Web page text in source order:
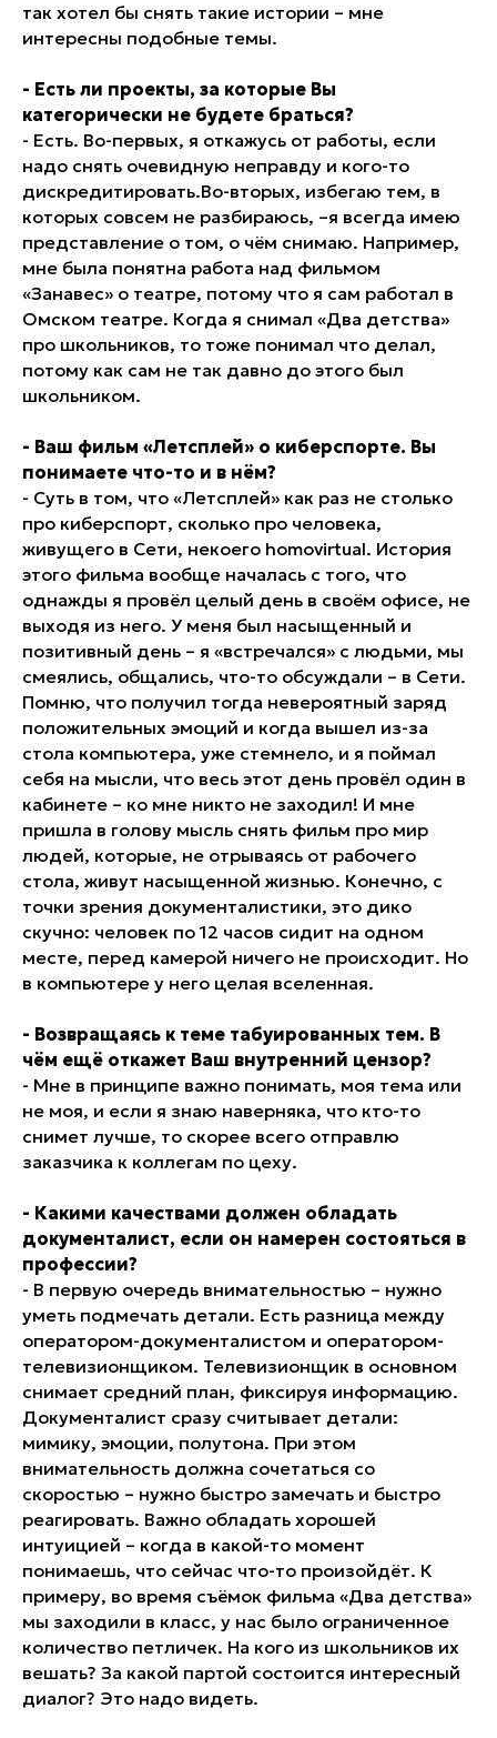
так хотел бы снять такие истории – мне
интересны подобные темы.
- Есть ли проекты, за которые Вы
категорически не будете браться?
- Есть. Во-первых, я откажусь от работы, если
надо снять очевидную неправду и кого-то
дискредитировать.Во-вторых, избегаю тем, в
которых совсем не разбираюсь, –я всегда имею
представление о том, о чём снимаю. Например,
мне была понятна работа над фильмом
«Занавес» о театре, потому что я сам работал в
Омском театре. Когда я снимал «Два детства»
про школьников, то тоже понимал что делал,
потому как сам не так давно до этого был
школьником.
- Ваш фильм «Летсплей» о киберспорте. Вы
понимаете что-то и в нём?
- Суть в том, что «Летсплей» как раз не столько
про киберспорт, сколько про человека,
живущего в Сети, некоего homovirtual. История
этого фильма вообще началась с того, что
однажды я провёл целый день в своём офисе, не
выходя из него. У меня был насыщенный и
позитивный день – я «встречался» с людьми, мы
смеялись, общались, что-то обсуждали – в Сети.
Помню, что получил тогда невероятный заряд
положительных эмоций и когда вышел из-за
стола компьютера, уже стемнело, и я поймал
себя на мысли, что весь этот день провёл один в
кабинете – ко мне никто не заходил! И мне
пришла в голову мысль снять фильм про мир
людей, которые, не отрываясь от рабочего
стола, живут насыщенной жизнью. Конечно, с
точки зрения документалистики, это дико
скучно: человек по 12 часов сидит на одном
месте, перед камерой ничего не происходит. Но
в компьютере у него целая вселенная.
- Возвращаясь к теме табуированных тем. В
чём ещё откажет Ваш внутренний цензор?
- Мне в принципе важно понимать, моя тема или
не моя, и если я знаю наверняка, что кто-то
снимет лучше, то скорее всего отправлю
заказчика к коллегам по цеху.
- Какими качествами должен обладать
документалист, если он намерен состояться в
профессии?
- В первую очередь внимательностью – нужно
уметь подмечать детали. Есть разница между
оператором-документалистом и оператором-
телевизионщиком. Телевизионщик в основном
снимает средний план, фиксируя информацию.
Документалист сразу считывает детали:
мимику, эмоции, полутона. При этом
внимательность должна сочетаться со
скоростью – нужно быстро замечать и быстро
реагировать. Важно обладать хорошей
интуицией – когда в какой-то момент
понимаешь, что сейчас что-то произойдёт. К
примеру, во время съёмок фильма «Два детства»
мы заходили в класс, у нас было ограниченное
количество петличек. На кого из школьников их
вешать? За какой партой состоится интересный
диалог? Это надо видеть.